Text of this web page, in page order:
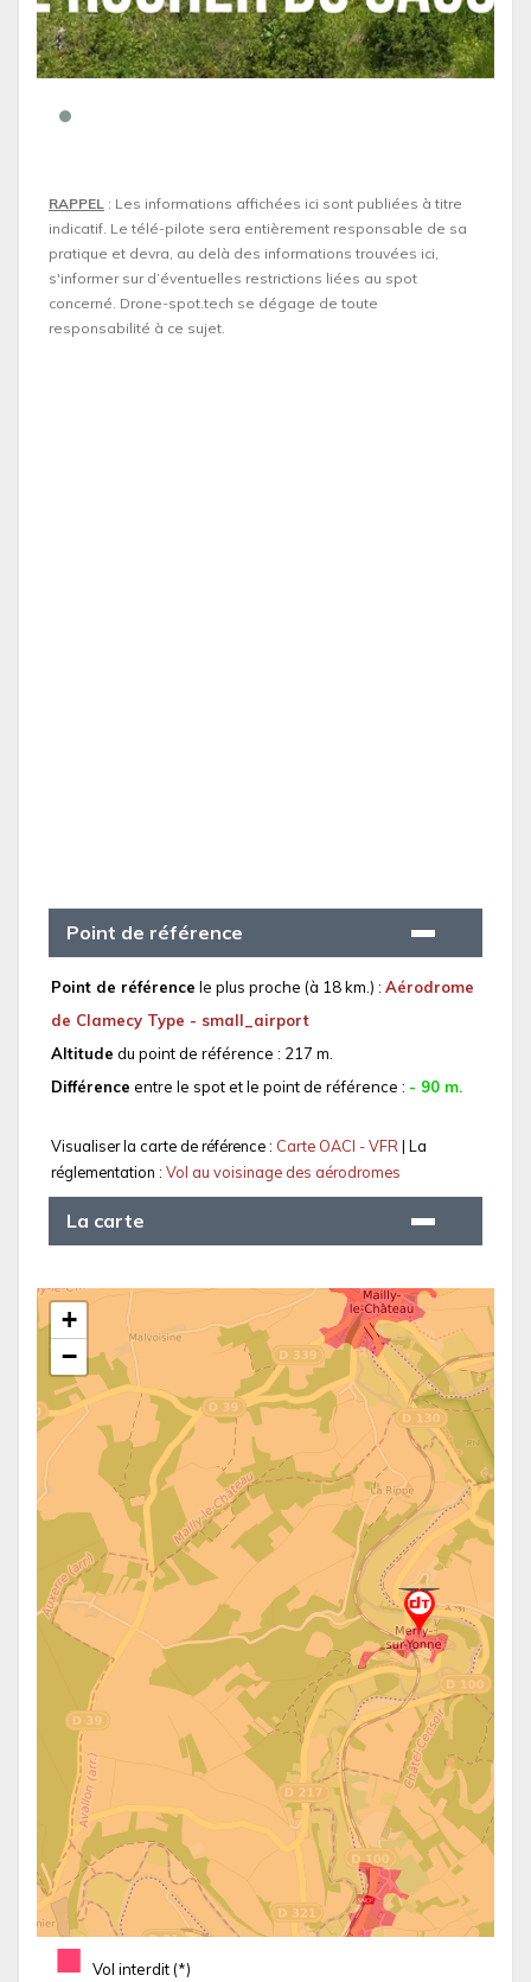
RAPPEL : Les informations affichées ici sont publiées à titre
indicatif. Le télé-pilote sera entièrement responsable de sa
pratique et devra, au delà des informations trouvées ici,
s'informer sur d’éventuelles restrictions liées au spot
concerné. Drone-spot.tech se dégage de toute
responsabilité à ce sujet.
Point de référence
Point de référence le plus proche (à 18 km.) : Aérodrome
de Clamecy Type - small_airport
Altitude du point de référence : 217 m.
Différence entre le spot et le point de référence : - 90 m.
Visualiser la carte de référence : Carte OACI - VFR| La
réglementation : Vol au voisinage des aérodromes
La carte
■ Vol interdit (*)